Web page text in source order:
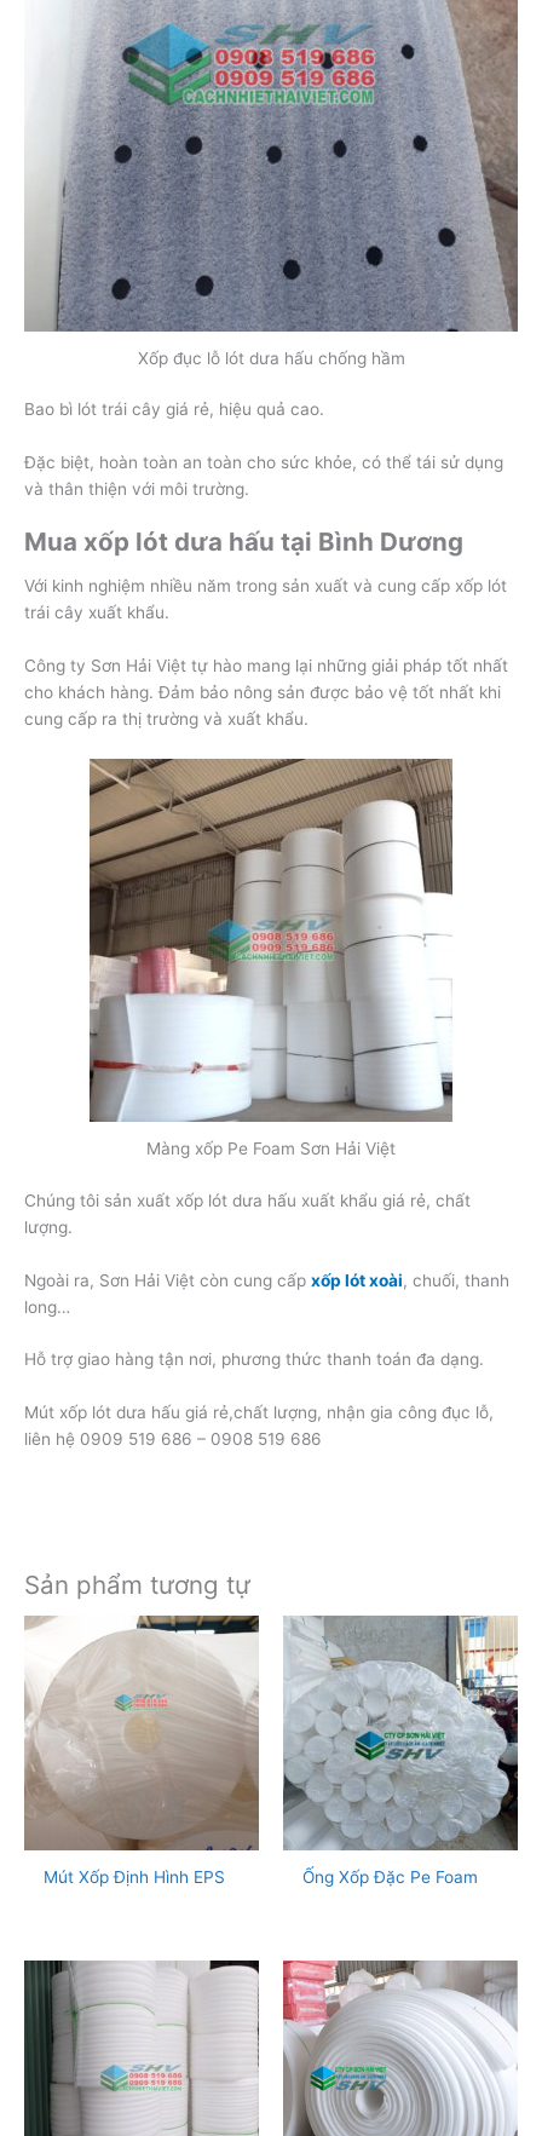
Xốp đục lỗ lót dưa hấu chống hầm
Bao bì lót trái cây giá rẻ, hiệu quả cao.
Đặc biệt, hoàn toàn an toàn cho sức khỏe, có thể tái sử dụng
và thân thiện với môi trường.
Mua xốp lót dưa hấu tại Bình Dương
Với kinh nghiệm nhiều năm trong sản xuất và cung cấp xốp lót
trái cây xuất khẩu.
Công ty Sơn Hải Việt tự hào mang lại những giải pháp tốt nhất
cho khách hàng. Đảm bảo nông sản được bảo vệ tốt nhất khi
cung cấp ra thị trường và xuất khẩu.
Màng xốp Pe Foam Sơn Hải Việt
Chúng tôi sản xuất xốp lót dưa hấu xuất khẩu giá rẻ, chất
lượng.
Ngoài ra, Sơn Hải Việt còn cung cấp xốp lót xoài, chuối, thanh
long…
Hỗ trợ giao hàng tận nơi, phương thức thanh toán đa dạng.
Mút xốp lót dưa hấu giá rẻ,chất lượng, nhận gia công đục lỗ,
liên hệ 0909 519 686 – 0908 519 686
Sản phẩm tương tự
Mút Xốp Định Hình EPS Ống Xốp Đặc Pe Foam